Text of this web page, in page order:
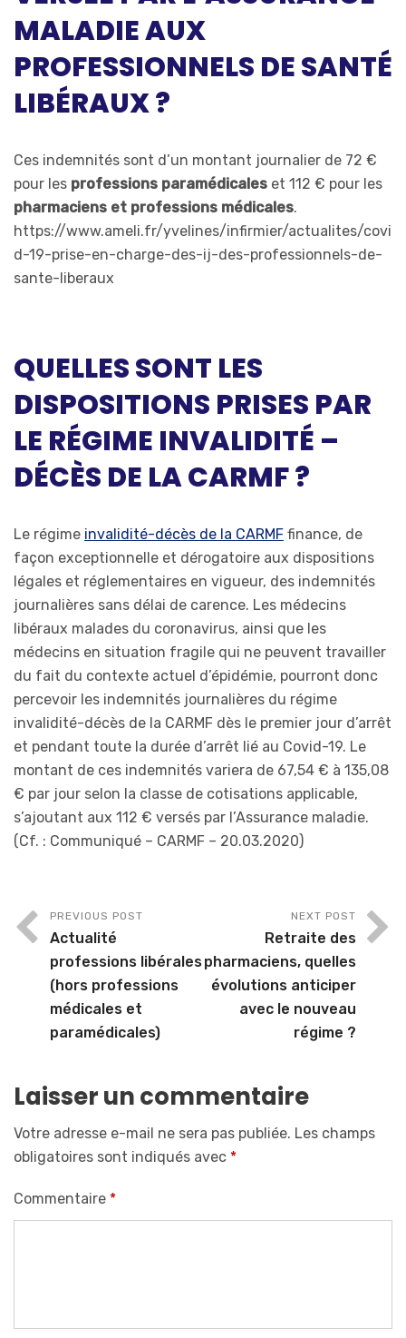
MALADIE AUX
PROFESSIONNELS DE SANTÉ
LIBÉRAUX ?
Ces indemnités sont d’un montant journalier de 72 €
pour les professions paramédicales et 112 € pour les
pharmaciens et professions médicales.
https://www.ameli.fr/yvelines/infirmier/actualites/covi
d-19-prise-en-charge-des-ij-des-professionnels-de-
sante-liberaux
QUELLES SONT LES
DISPOSITIONS PRISES PAR
LE RÉGIME INVALIDITÉ –
DÉCÈS DE LA CARMF ?
Le régime invalidité-décès de la CARMF finance, de
façon exceptionnelle et dérogatoire aux dispositions
légales et réglementaires en vigueur, des indemnités
journalières sans délai de carence. Les médecins
libéraux malades du coronavirus, ainsi que les
médecins en situation fragile qui ne peuvent travailler
du fait du contexte actuel d’épidémie, pourront donc
percevoir les indemnités journalières du régime
invalidité-décès de la CARMF dès le premier jour d’arrêt
et pendant toute la durée d’arrêt lié au Covid-19. Le
montant de ces indemnités variera de 67,54 € à 135,08
€ par jour selon la classe de cotisations applicable,
s’ajoutant aux 112 € versés par l’Assurance maladie.
(Cf. : Communiqué – CARMF – 20.03.2020)
PREVIOUS POST
Actualité
professions libérales
(hors professions
médicales et
paramédicales)
NEXT POST
Retraite des
pharmaciens, quelles
évolutions anticiper
avec le nouveau
régime ?
Laisser un commentaire
Votre adresse e-mail ne sera pas publiée. Les champs
obligatoires sont indiqués avec *
Commentaire *